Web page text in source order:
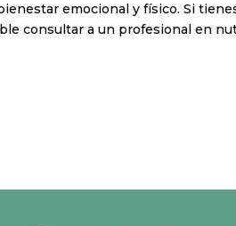
emocional y físico. Si
consultar a un profesional en